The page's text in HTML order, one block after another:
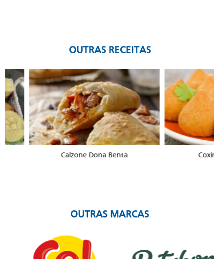
OUTRAS RECEITAS
Calzone Dona Benta Coxinha de
OUTRAS MARCAS